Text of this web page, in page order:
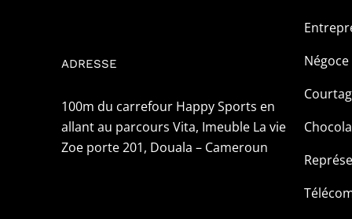
ADRESSE
100m du carrefour Happy Sports en
allant au parcours Vita, Imeuble La vie
Zoe porte 201, Douala – Cameroun